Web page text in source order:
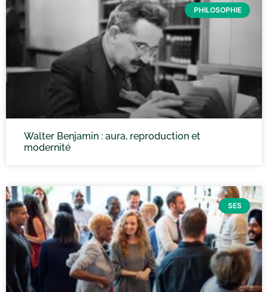
PHILOSOPHIE
Walter Benjamin : aura, reproduction et
modernité
SES